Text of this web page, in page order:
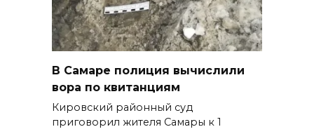
В Самаре полиция вычислили
вора по квитанциям
Кировский районный суд
приговорил жителя Самары к 1